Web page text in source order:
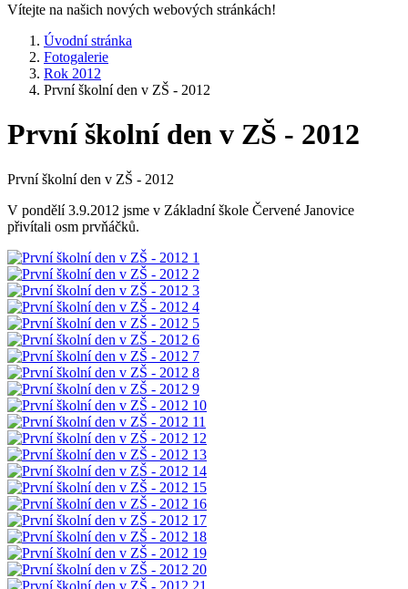
Vítejte na našich nových webových stránkách!
Úvodní stránka
Fotogalerie
Rok 2012
První školní den v ZŠ - 2012
První školní den v ZŠ - 2012
První školní den v ZŠ - 2012
V pondělí 3.9.2012 jsme v Základní škole Červené Janovice
přivítali osm prvňáčků.